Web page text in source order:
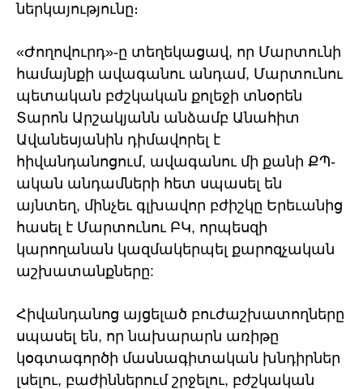
ներկայությունը։
«Ժողովուրդ»-ը տեղեկացավ, որ Մարտունի
համայնքի ավագանու անդամ, Մարտունու
պետական բժշկական քոլեջի տնօրեն
Տարոն Արշակյանն անձամբ Անահիտ
Ավանեսյանին դիմավորել է
հիվանդանոցում, ավագանու մի քանի ՔՊ-
ական անդամների հետ սպասել են
այնտեղ, մինչեւ գլխավոր բժիշկը Երեւանից
հասել է Մարտունու ԲԿ, որպեսզի
կարողանան կազմակերպել քարոզչական
աշխատանքները:
Հիվանդանոց այցելած բուժաշխատողները
սպասել են, որ նախարարն առիթը
կօգտագործի մասնագիտական խնդիրներ
լսելու, բաժիններում շրջելու, բժշկական